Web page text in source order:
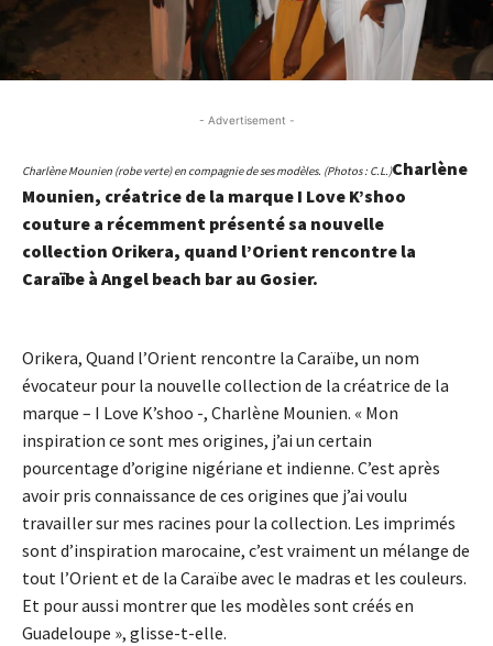
- Advertisement -
Charlène Mounien (robe verte) en compagnie de ses modèles. (Photos : C.L.)Charlène
Mounien, créatrice de la marque I Love K’shoo
couture a récemment présenté sa nouvelle
collection Orikera, quand l’Orient rencontre la
Caraïbe à Angel beach bar au Gosier.
Orikera, Quand l’Orient rencontre la Caraïbe, un nom
évocateur pour la nouvelle collection de la créatrice de la
marque – I Love K’shoo -, Charlène Mounien. « Mon
inspiration ce sont mes origines, j’ai un certain
pourcentage d’origine nigériane et indienne. C’est après
avoir pris connaissance de ces origines que j’ai voulu
travailler sur mes racines pour la collection. Les imprimés
sont d’inspiration marocaine, c’est vraiment un mélange de
tout l’Orient et de la Caraïbe avec le madras et les couleurs.
Et pour aussi montrer que les modèles sont créés en
Guadeloupe », glisse-t-elle.